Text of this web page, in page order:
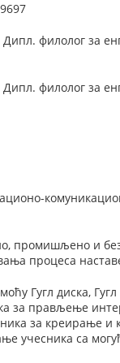
филолог за
филолог за
промишљено и
процеса
Гугл диска,
за прављење
за креирање
учесника са